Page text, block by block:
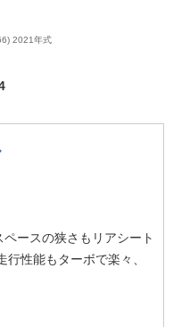
2021年式
ースの狭さもリアシート
性能もターボで楽々、